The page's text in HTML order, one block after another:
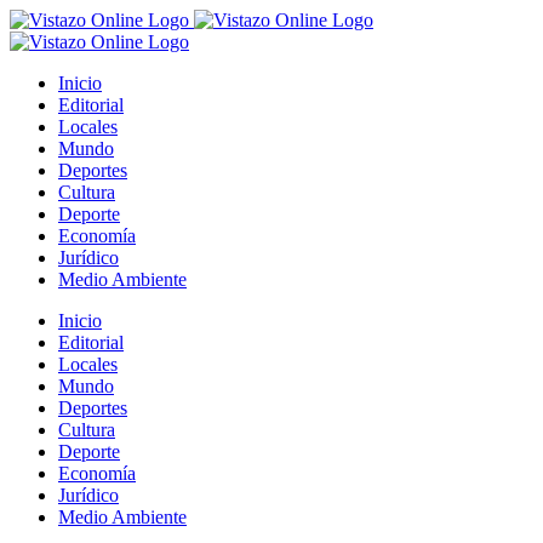
Saltar
al
Inicio
Editorial
Locales
Mundo
Deportes
Cultura
Deporte
Economía
Jurídico
Medio Ambiente
Inicio
Editorial
Locales
Mundo
Deportes
Cultura
Deporte
Economía
Jurídico
Medio Ambiente